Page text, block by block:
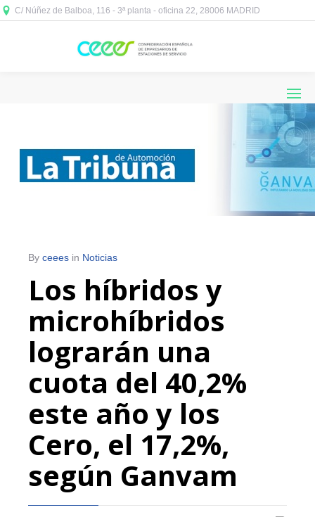
C/ Núñez de Balboa, 116 - 3ª planta - oficina 22, 28006 MADRID
By ceees in Noticias
Los híbridos y
microhíbridos
lograrán una
cuota del 40,2%
este año y los
Cero, el 17,2%,
según Ganvam